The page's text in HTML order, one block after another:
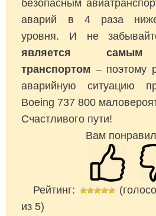
безопасным
аварий в 4 раза
уровня. И не
является самым
транспортом – поэтому
аварийную ситуацию
Boeing 737 800
Счастливого пути!
Вам
Рейтинг:
из 5)